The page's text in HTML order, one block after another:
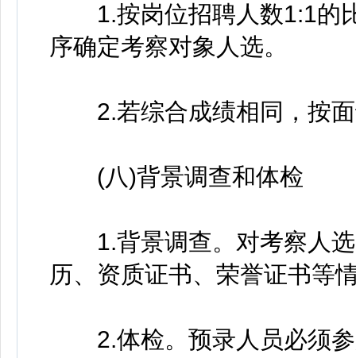
1.按岗位招聘人数1:1的
序确定考察对象人选。
2.若综合成绩相同，按面
(八)背景调查和体检
1.背景调查。对考察人选
历、资质证书、荣誉证书等
2.体检。预录人员必须参